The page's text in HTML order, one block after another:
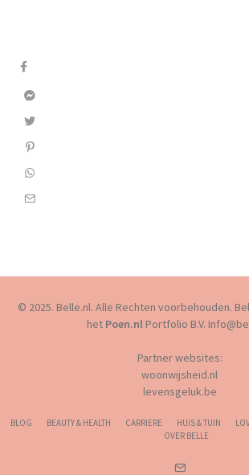
© 2025. Belle.nl. Alle Rechten voorbehouden.
het Poen.nlPortfolio B.V.
Partner websites:
woonwijsheid.nl
levensgeluk.be
BLOG BEAUTY & HEALTH CARRIERE HUIS & TUIN
OVER BELLE